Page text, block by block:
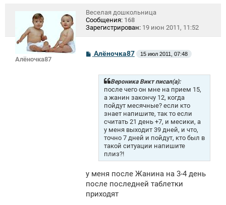
Алёночка87
Веселая дошкольница
Сообщения: 168
Зарегистрирован: 19 июн 2011, 11:52
С
Алёночка87 15 июл 2011, 07:48
Вероника Викт писал(а):
после чего он мне на прием 15,
а жанин закончу 12, когда
пойдут месячные? если кто
знает напишите, так то если
считать 21 день +7, и месики, а
у меня выходит 39 дней, и что,
точно 7 дней и пойдут, кто был в
такой ситуации напишите
плиз?!
у меня после Жанина на 3-4 день
после последней таблетки
приходят